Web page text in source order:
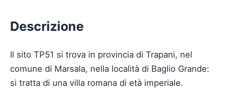
Descrizione
Il sito TP51 si trova in provincia di Trapani, nel
comune di Marsala, nella località di Baglio Grande:
si tratta di una villa romana di età imperiale.